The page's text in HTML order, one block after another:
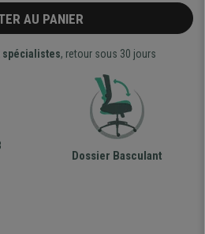
AU PANIER
spécialistes, retour sous 30 jours
Dossier Basculant